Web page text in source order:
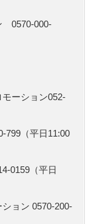
0570-000-
ーション052-
799（平日11:00
0159（平日
ョン 0570-200-